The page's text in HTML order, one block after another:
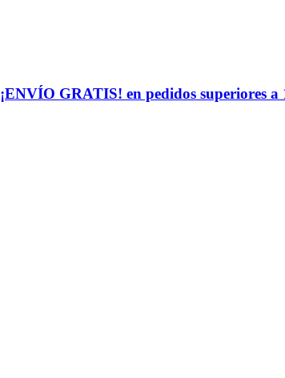
¡ENVÍO GRATIS! en pedidos superiores